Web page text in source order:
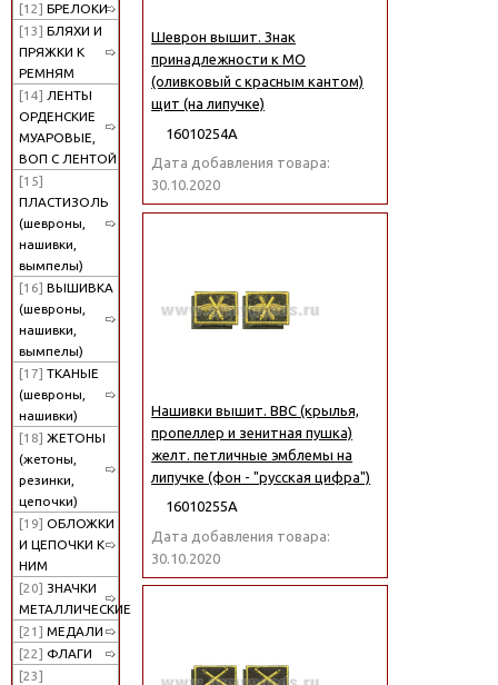
[12] БРЕЛОКИ
[13] БЛЯХИ И
ПРЯЖКИ К
РЕМНЯМ
[14] ЛЕНТЫ
ОРДЕНСКИЕ
МУАРОВЫЕ,
ВОП С ЛЕНТОЙ
[15]
ПЛАСТИЗОЛЬ
(шевроны,
нашивки,
вымпелы)
[16] ВЫШИВКА
(шевроны,
нашивки,
вымпелы)
[17] ТКАНЫЕ
(шевроны,
нашивки)
[18] ЖЕТОНЫ
(жетоны,
резинки,
цепочки)
[19] ОБЛОЖКИ
И ЦЕПОЧКИ К
НИМ
[20] ЗНАЧКИ
МЕТАЛЛИЧЕСКИЕ
[21] МЕДАЛИ
[22] ФЛАГИ
[23]
Шеврон вышит. Знак
принадлежности к МО
(оливковый с красным кантом)
щит (на липучке)
16010254А
Дата добавления товара:
30.10.2020
Нашивки вышит. ВВС (крылья,
пропеллер и зенитная пушка)
желт. петличные эмблемы на
липучке (фон - "русская цифра")
16010255А
Дата добавления товара:
30.10.2020